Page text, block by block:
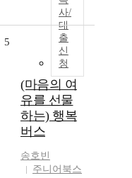
사/
대
출
신
청
5
(마음의 여
유를 선물
하는) 행복
버스
송호빈
주니어북스